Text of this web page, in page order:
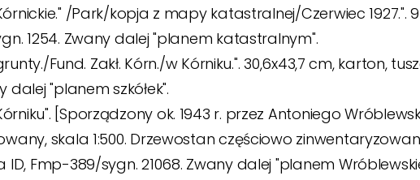
/Park/kopja z mapy katastralnej/Czerwiec 1927.".
1254. Zwany dalej "planem katastralnym".
Fund. Zakł. Kórn./w Kórniku.". 30,6x43,7 cm, karton,
dalej "planem szkółek".
[Sporządzony ok. 1943 r. przez Antoniego
skala 1:500. Drzewostan częściowo
ID, Fmp-389/sygn. 21068. Zwany dalej "planem